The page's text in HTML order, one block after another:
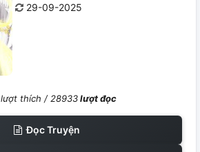
29-09-2025
lượt thích /28933lượt đọc
Đọc Truyện